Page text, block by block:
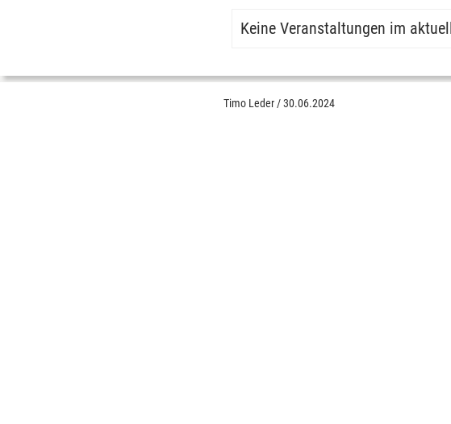
Keine Veranstaltungen im
Timo Leder /30.06.2024